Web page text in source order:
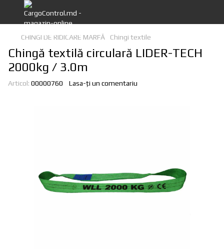
CHINGI DE RIDICARE MARFĂ Chingi textile
Chingă textilă circulară LIDER-TECH
2000kg / 3.0m
Articol: 00000760 Lasa-ți un comentariu